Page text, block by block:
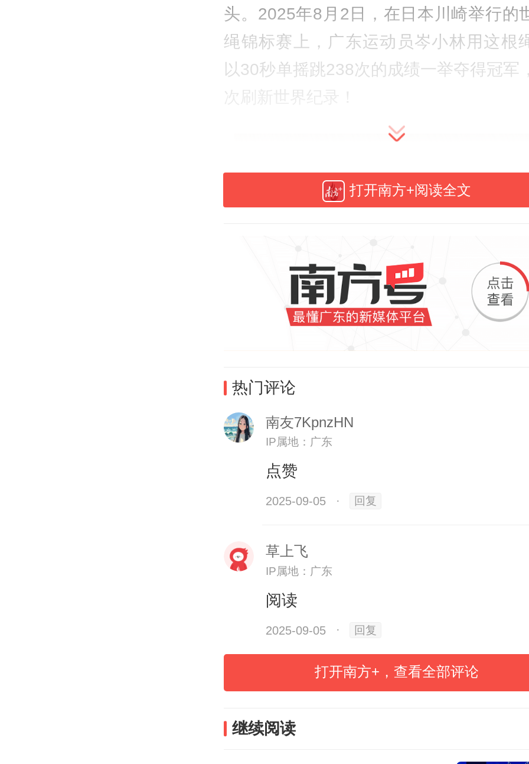
头。2025年8月2日，在日本川崎举行的
绳锦标赛上，广东运动员岑小林用这根
以30秒单摇跳238次的成绩一举夺得冠军
岑小林破世界纪录使用的跳绳
打开南方+阅读全文
热门评论
南友7KpnzHN
IP属地：广东
点赞
2025-09-05 · 回复
草上飞
IP属地：广东
阅读
2025-09-05 · 回复
打开南方+，查看全部评论
继续阅读